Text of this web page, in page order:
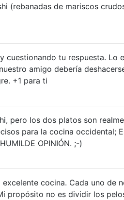
(rebanadas de mariscos
cuestionando tu respuesta. Lo
amigo debería
+1 para ti
pero los dos platos son
para la cocina occidental;
OPINIÓN. ;-)
cocina. Cada uno de
propósito no es dividir los